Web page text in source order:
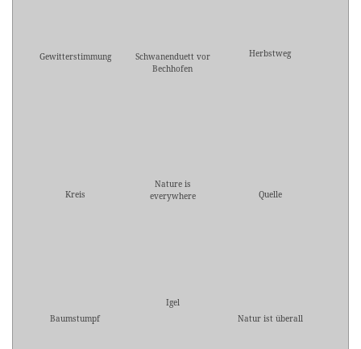
Gewitterstimmung
Schwanenduett vor
Bechhofen
Herbstweg
Kreis
Nature is
everywhere
Quelle
Baumstumpf
Igel
Natur ist überall